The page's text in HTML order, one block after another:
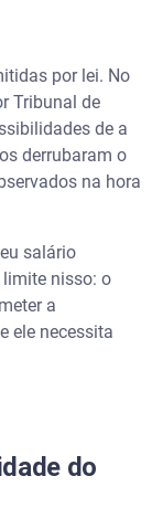
por lei. No
Tribunal de
de a
derrubaram o
na hora
salário
nisso: o
a
ele necessita
do